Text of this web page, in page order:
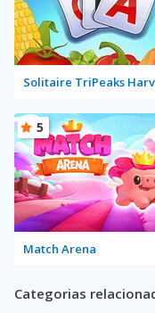
Solitaire TriPeaks
Match Arena
5
Categorias